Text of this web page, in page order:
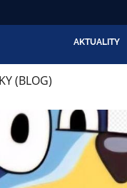
AKTUALITY
(BLOG)